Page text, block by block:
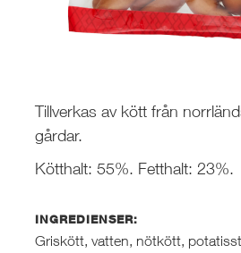
Tillverkas av kött från
gårdar.
Kötthalt: 55%. Fetthalt: 23%.
INGREDIENSER:
Griskött, vatten, nötkött,